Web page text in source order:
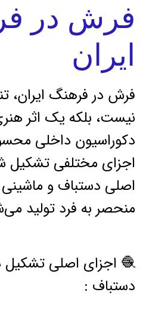
فرش در
ایران
فرش در فرهنگ ایران،
نیست، بلکه یک اثر
دکوراسیون داخلی
اجزای مختلفی تشکیل
اصلی دستباف و
منحصر به فرد تولید
🧶 اجزای اصلی
دستباف :